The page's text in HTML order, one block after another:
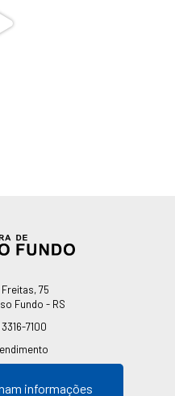
informações
75
Fundo - RS
7100
7100